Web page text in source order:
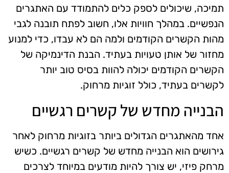
תמיכה, שיכולים לספק כלים להתמודד עם האתגרים
הנפשיים. במהלך חוויות אלו, חשוב לפתח תובנה לגבי
מהות הקשרים הקודמים ולמה הם לא עבדו, כדי למנוע
מחזור של אותן טעויות בעתיד. הבנת הדינמיקה של
הקשרים הקודמים יכולה להוות בסיס טוב יותר
לקשרים בעתיד, כולל זוגיות מרחוק.
הבנייה מחדש של קשרים רגשיים
אחד מהאתגרים הגדולים ביותר בזוגיות מרחוק לאחר
גירושים הוא הבנייה מחדש של קשרים רגשיים. כשיש
מרחק פיזי, יש צורך להיות מודעים במיוחד לצרכים